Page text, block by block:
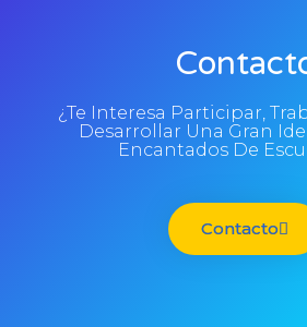
¿Te Interesa Participar,
Desarrollar Una Gran
Encantados De
Contacto